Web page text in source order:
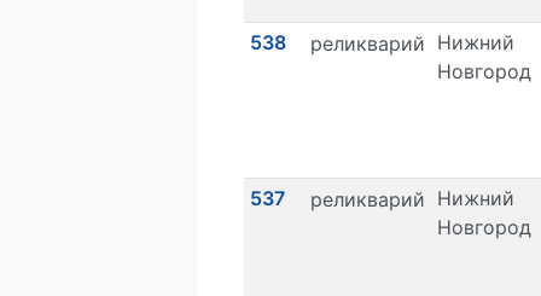
538 реликварий Нижний
Новгород
537 реликварий Нижний
Новгород